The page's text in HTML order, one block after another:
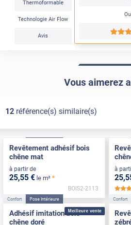
Thermoformable
Technologie Air Flow
Avis
Vous aimerez
12référence(s) similaire(s)
Revêtement adhésif bois
chêne mat
à partir de
25,55 € le m² *
BOIS2-2113
à
25
Meilleure vente
Confort Pose Intérieure
Adhésif imitation bois
chêne doré
Confort